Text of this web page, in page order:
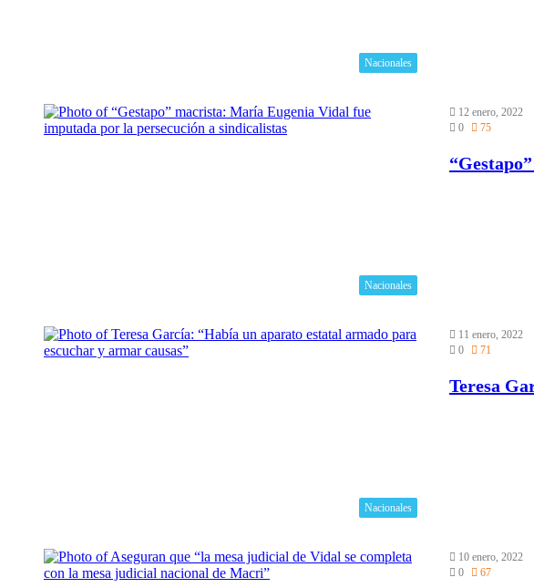
Nacionales
Nacionales
12 enero, 2022
0
75
Nacionales
11 enero, 2022
0
71
Teresa
10 enero, 2022
0
67